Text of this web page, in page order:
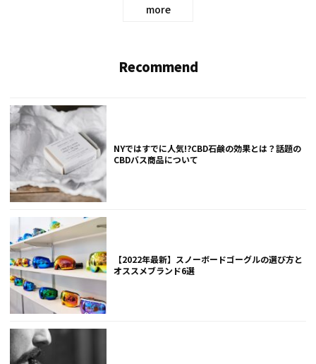
more
Recommend
NYではすでに人気!?CBD石鹸の効果とは？話題の
CBDバス商品について
【2022年最新】スノーボードゴーグルの選び方と
オススメブランド6選